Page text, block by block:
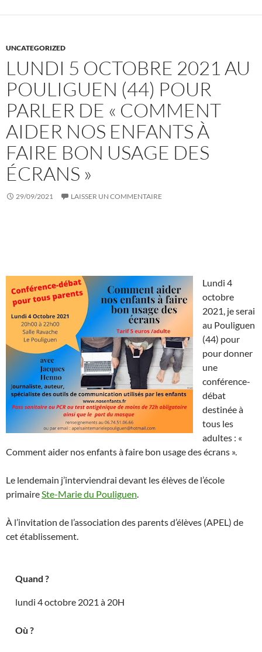
UNCATEGORIZED
LUNDI 5 OCTOBRE 2021 AU
POULIGUEN (44) POUR
PARLER DE « COMMENT
AIDER NOS ENFANTS À
FAIRE BON USAGE DES
ÉCRANS »
29/09/2021 LAISSER UN COMMENTAIRE
Lundi 4
octobre
2021, je serai
au Pouliguen
(44) pour
pour donner
une
conférence-
débat
destinée à
tous les
adultes : «
Comment aider nos enfants à faire bon usage des écrans ».
Le lendemain j’interviendrai devant les élèves de l’école
primaireSte-Marie du Pouliguen.
À l’invitation de l’association des parents d’élèves (APEL) de
cet établissement.
Quand ?
lundi 4 octobre 2021 à 20H
Où ?